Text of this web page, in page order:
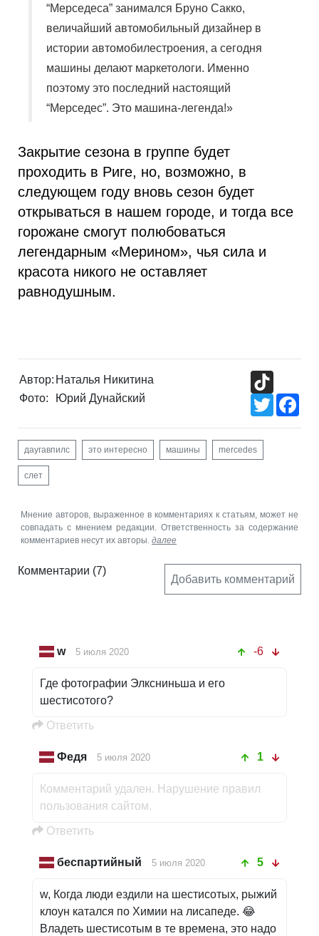
“Мерседеса” занимался Бруно Сакко,
величайший автомобильный дизайнер в
истории автомобилестроения, а сегодня
машины делают маркетологи. Именно
поэтому это последний настоящий
“Мерседес”. Это машина-легенда!»
Закрытие сезона в группе будет
проходить в Риге, но, возможно, в
следующем году вновь сезон будет
открываться в нашем городе, и тогда все
горожане смогут полюбоваться
легендарным «Мерином», чья сила и
красота никого не оставляет
равнодушным.
Автор: Наталья Никитина
Фото:
Юрий Дунайский
Twitter
даугавпилс это интересно машины mercedes
слет
Мнение авторов, выраженное в комментариях к статьям, может не
совпадать с мнением редакции. Ответственность за содержание
комментариев несут их авторы. далее
Комментарии (7)
Добавить комментарий
w 5 июля 2020 -6
Где фотографии Элксниньша и его
шестисотого?
Oтветить
Федя 5 июля 2020 1
Комментарий удален. Нарушение правил
пользования сайтом.
Oтветить
беспартийный 5 июля 2020 5
w, Когда люди ездили на шестисотых, рыжий
клоун катался по Химии на лисапеде. 😂
Владеть шестисотым в те времена, это надо